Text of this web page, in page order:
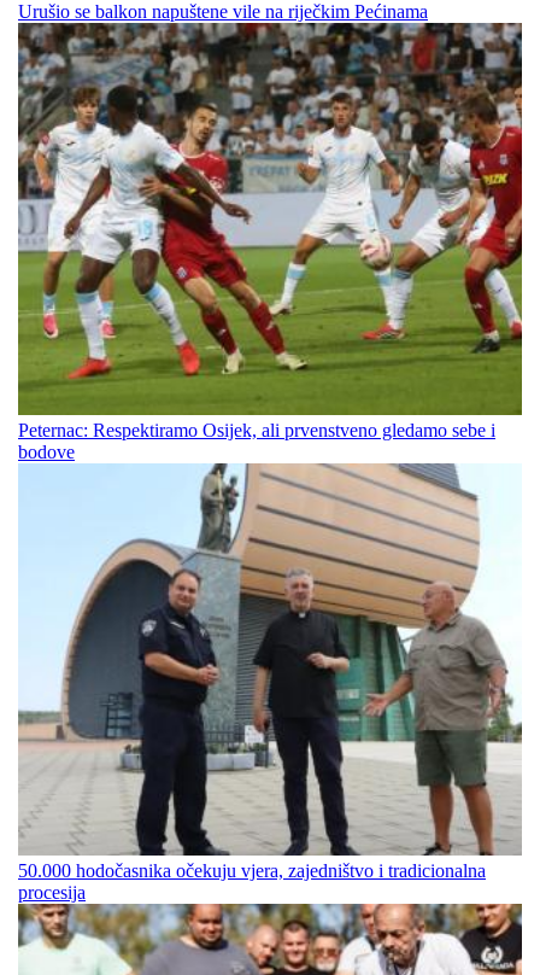
Urušio se balkon napuštene vile na riječkim Pećinama
Peternac: Respektiramo Osijek, ali prvenstveno gledamo sebe i
bodove
50.000 hodočasnika očekuju vjera, zajedništvo i tradicionalna
procesija